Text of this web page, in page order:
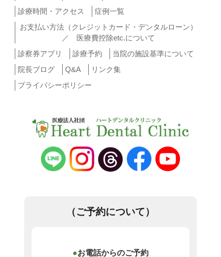
診療時間・アクセス
症例一覧
お支払い方法（クレジットカード・デンタルローン）
／ 医療費控除etc.について
診察券アプリ
診療予約
当院の施設基準について
院長ブログ
Q&A
リンク集
プライバシーポリシー
（ご予約について）
お電話からのご予約